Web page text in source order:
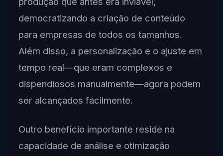
democratizando a criação de conteúdo
para empresas de todos os tamanhos.
Além disso, a personalização e o ajuste em
tempo real—que eram complexos e
dispendiosos manualmente—agora podem
ser alcançados facilmente.
Outro benefício importante reside na
capacidade de análise e otimização